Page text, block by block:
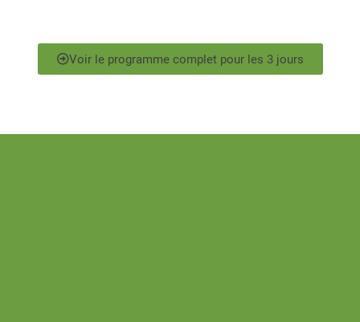
Voir le programme complet pour les 3 jours